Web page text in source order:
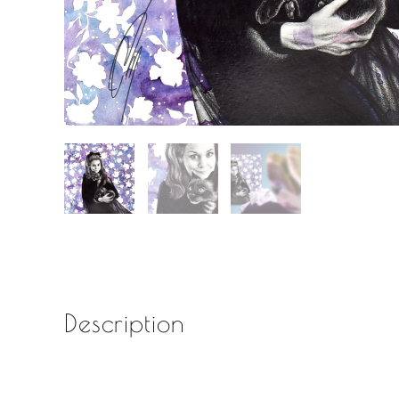
Description